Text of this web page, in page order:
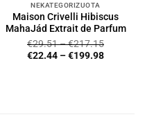
NEKATEGORIZUOTA
Maison Crivelli Hibiscus
MahaJád Extrait de Parfum
€29.51–€217.15
€22.44 –€199.98